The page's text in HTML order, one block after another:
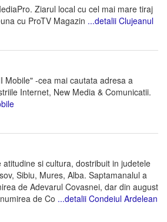
Ziarul local cu cel mai mare tiraj
cu ProTV Magazin ...detalii Clujeanul
Mobile" -cea mai cautata adresa a
Internet, New Media & Comunicatii.
si cultura, dostribuit in judetele
Sibiu, Mures, Alba. Saptamanalul a
de Adevarul Covasnei, dar din august
de Co ...detalii Condeiul Ardelean